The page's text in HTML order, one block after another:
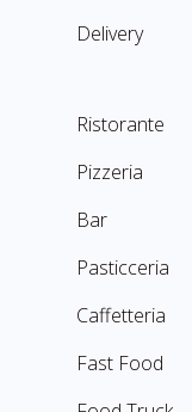
Delivery
Ristorante
Pizzeria
Bar
Pasticceria
Caffetteria
Fast Food